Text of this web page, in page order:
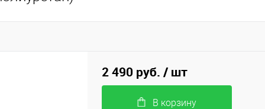
2 490 руб. / шт
В корзину